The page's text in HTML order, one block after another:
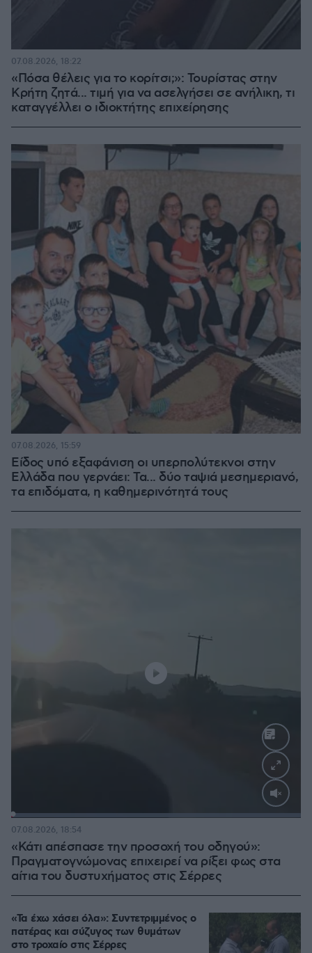
«Πόσα θέλεις για το κορίτσι;»: Τουρίστας στην
Κρήτη ζητά... τιμή για να ασελγήσει σε ανήλικη, τι
καταγγέλλει ο ιδιοκτήτης επιχείρησης
07.08.2026, 18:22
Είδος υπό εξαφάνιση οι υπερπολύτεκνοι στην
Ελλάδα που γερνάει: Τα... δύο ταψιά μεσημεριανό,
τα επιδόματα, η καθημερινότητά τους
07.08.2026, 15:59
Loaded:
«Κάτι απέσπασε την προσοχή του οδηγού»:
Πραγματογνώμονας επιχειρεί να ρίξει φως στα
αίτια του δυστυχήματος στις Σέρρες
07.08.2026, 18:54
«Τα έχω χάσει όλα»: Συντετριμμένος ο
πατέρας και σύζυγος των θυμάτων
στο τροχαίο στις Σέρρες